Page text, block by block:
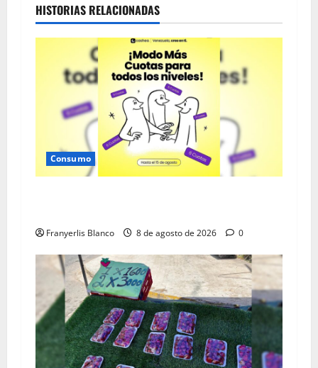
HISTORIAS RELACIONADAS
Consumo
Franyerlis Blanco 8 de agosto de 2026 0